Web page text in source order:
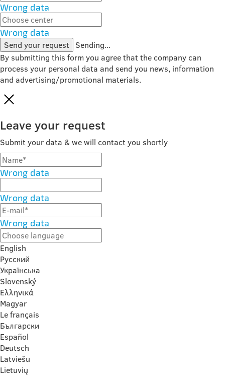
Wrong data
Wrong data
Send your request Sending...
By submitting this form you agree that the company can
process your personal data and send you news, information
and advertising/promotional materials.
Leave your request
Submit your data & we will contact you shortly
Wrong data
Wrong data
Wrong data
English
Русский
Українська
Slovenský
Ελληνικά
Magyar
Le français
Български
Español
Deutsch
Latviešu
Lietuvių